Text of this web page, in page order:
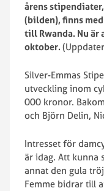
årens
(bilden), finns
till Rwanda. Nu
oktober.
Silver-Emmas
utveckling inom
000 kronor.
och Björn Delin,
Intresset för
är idag. Att kunna
annat den gula
Femme bidrar till